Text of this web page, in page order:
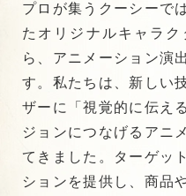
プロが集うクーシーで
たオリジナルキャラ
ら、アニメーション演
す。 私たちは、新しい
ザーに「視覚的に伝え
ジョンにつなげるアニ
てきました。ターゲッ
ションを提供し、商品